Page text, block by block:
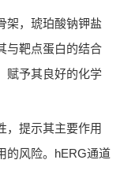
架，琥珀酸钠钾盐
与靶点蛋白的结合
赋予其良好的化学
，提示其主要作用
的风险。hERG通道